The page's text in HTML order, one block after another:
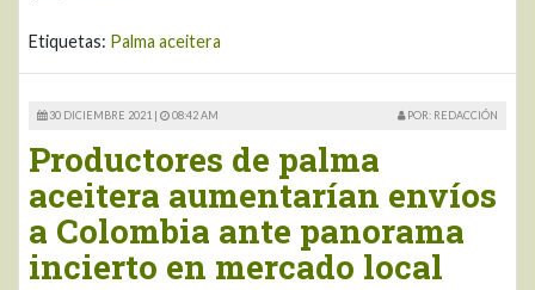
Etiquetas: Palma aceitera
30 DICIEMBRE 2021 | 08:42 AM POR: REDACCIÓN
Productores de palma
aceitera aumentarían envíos
a Colombia ante panorama
incierto en mercado local